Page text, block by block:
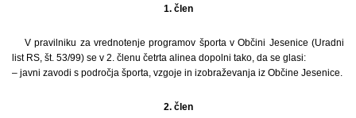
1. člen
V pravilniku za vrednotenje programov športa v Občini Jesenice (Uradni
list RS, št. 53/99) se v 2. členu četrta alinea dopolni tako, da se glasi:
– javni zavodi s področja športa, vzgoje in izobraževanja iz Občine Jesenice.
2. člen